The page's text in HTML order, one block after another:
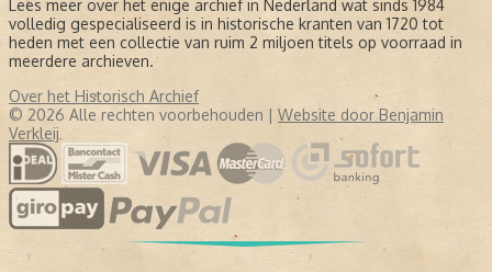
Lees meer over het enige archief in Nederland wat sinds 1984
volledig gespecialiseerd is in historische kranten van 1720 tot
heden met een collectie van ruim 2 miljoen titels op voorraad in
meerdere archieven.
Over het Historisch Archief
© 2026 Alle rechten voorbehouden | Website door Benjamin
Verkleij